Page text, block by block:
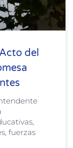
del
fuerzas